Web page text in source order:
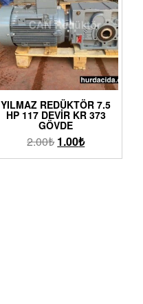
YILMAZ REDÜKTÖR 7.5
HP 117 DEVIR KR 373
GÖVDE
2.00₺ 1.00₺